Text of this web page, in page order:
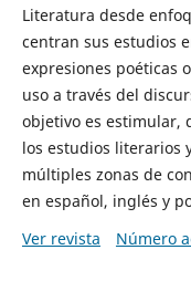
Literatura desde
centran sus estudios
expresiones poéticas
uso a través del
objetivo es estimular,
los estudios literarios
múltiples zonas de
en español, inglés y
Ver revista
Número